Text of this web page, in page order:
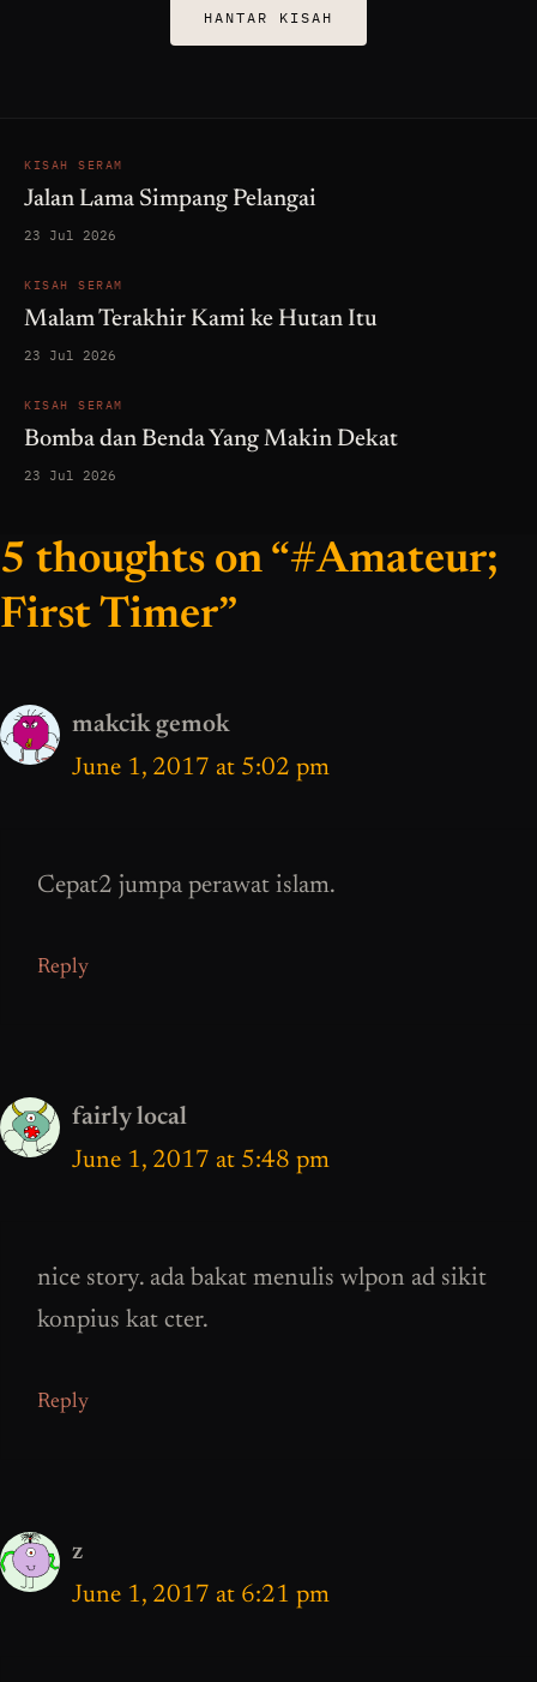
HANTAR KISAH
KISAH SERAM
Jalan Lama Simpang Pelangai
23 Jul 2026
KISAH SERAM
Malam Terakhir Kami ke Hutan Itu
23 Jul 2026
KISAH SERAM
Bomba dan Benda Yang Makin Dekat
23 Jul 2026
5 thoughts on “#Amateur;
First Timer”
makcik gemok
June 1, 2017 at 5:02 pm
Cepat2 jumpa perawat islam.
Reply
fairly local
June 1, 2017 at 5:48 pm
nice story. ada bakat menulis wlpon ad sikit
konpius kat cter.
Reply
z
June 1, 2017 at 6:21 pm